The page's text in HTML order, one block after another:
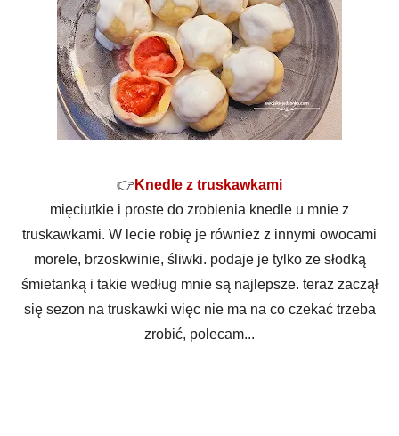
👉 Knedle z truskawkami
mięciutkie i proste do zrobienia knedle u mnie z
truskawkami. W lecie robię je również z innymi owocami
morele, brzoskwinie, śliwki. podaje je tylko ze słodką
śmietanką i takie według mnie są najlepsze. teraz zaczął
się sezon na truskawki więc nie ma na co czekać trzeba
zrobić, polecam...